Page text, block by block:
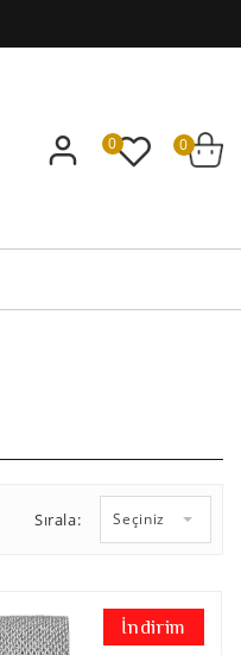
0 0
Sırala: Seçiniz
İndirim